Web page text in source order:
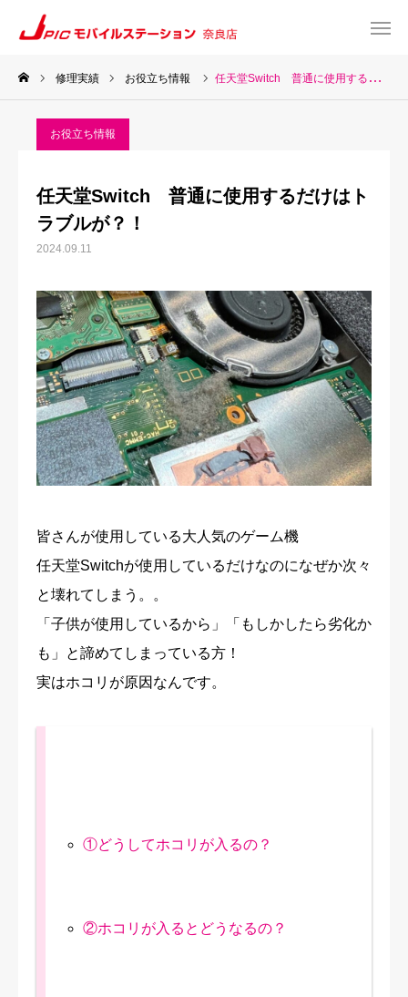
修理実績 お役立ち情報 任天堂Switch 普通に使用するだけはトラブルが？！
お役立ち情報
任天堂Switch 普通に使用するだけはト
ラブルが？！
2024.09.11
皆さんが使用している大人気のゲーム機
任天堂Switchが使用しているだけなのになぜか次々
と壊れてしまう。。
「子供が使用しているから」「もしかしたら劣化か
も」と諦めてしまっている方！
実はホコリが原因なんです。
①どうしてホコリが入るの？
②ホコリが入るとどうなるの？
web予約
TOP
about US
お知らせ
修理料金表
修理実績
ご予約・お問合せ
プライバシーポリシー